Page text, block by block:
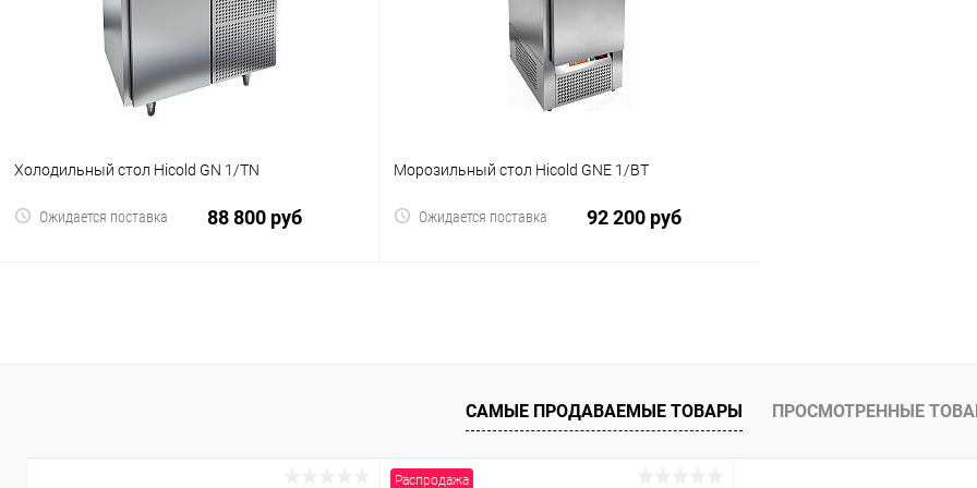
В избранное
Холодильный стол Hicold GN 1/TN
Ожидается поставка 88 800 руб
Купить в 1 клик Сравнение
Морозильный стол Hicold GNE 1/BT
Ожидается поставка 92 200 руб
Купить в 1 клик Сравнение
САМЫЕ ПРОДАВАЕМЫЕ ТОВАРЫ ПРОСМОТРЕННЫЕ
Распродажа